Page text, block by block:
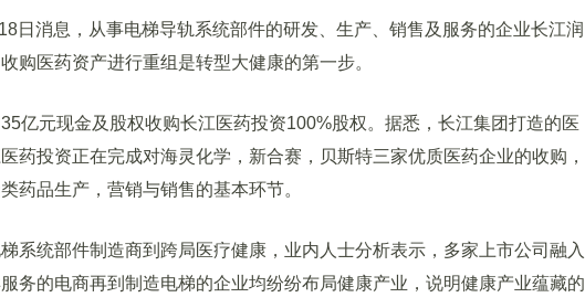
消息，从事电梯导轨系统部件的研发、生产、销售及服务的企业长江润
购医药资产进行重组是转型大健康的第一步。
元现金及股权收购长江医药投资100%股权。据悉，长江集团打造的医
药投资正在完成对海灵化学，新合赛，贝斯特三家优质医药企业的收购，
药品生产，营销与销售的基本环节。
统部件制造商到跨局医疗健康，业内人士分析表示，多家上市公司融入
务的电商再到制造电梯的企业均纷纷布局健康产业，说明健康产业蕴藏的